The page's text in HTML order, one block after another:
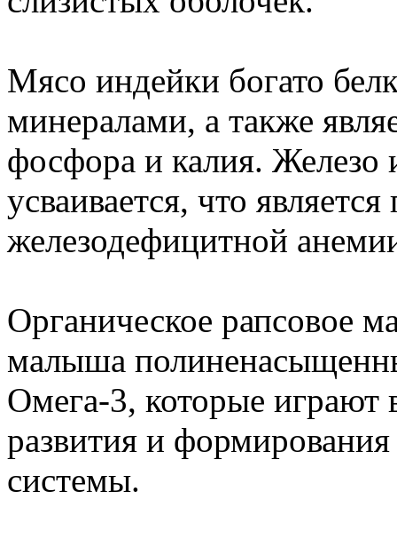
Мясо индейки богато
минералами, а также
фосфора и калия. Железо
усваивается, что
железодефицитной
Органическое рапсовое
малыша
Омега-3, которые играют
развития и
системы.